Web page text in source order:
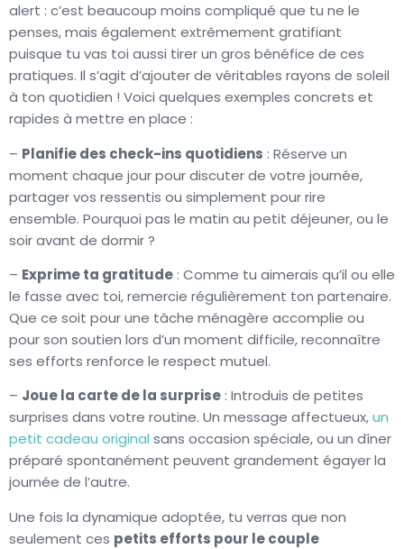
alert : c’est beaucoup moins compliqué que tu ne le
penses, mais également extrêmement gratifiant
puisque tu vas toi aussi tirer un gros bénéfice de ces
pratiques. Il s’agit d’ajouter de véritables rayons de soleil
à ton quotidien ! Voici quelques exemples concrets et
rapides à mettre en place :
– Planifie des check-ins quotidiens : Réserve un
moment chaque jour pour discuter de votre journée,
partager vos ressentis ou simplement pour rire
ensemble. Pourquoi pas le matin au petit déjeuner, ou le
soir avant de dormir ?
– Exprime ta gratitude : Comme tu aimerais qu’il ou elle
le fasse avec toi, remercie régulièrement ton partenaire.
Que ce soit pour une tâche ménagère accomplie ou
pour son soutien lors d’un moment difficile, reconnaître
ses efforts renforce le respect mutuel.
– Joue la carte de la surprise : Introduis de petites
surprises dans votre routine. Un message affectueux,un
petit cadeau original sans occasion spéciale, ou un dîner
préparé spontanément peuvent grandement égayer la
journée de l’autre.
Une fois la dynamique adoptée, tu verras que non
seulement ces petits efforts pour le couple